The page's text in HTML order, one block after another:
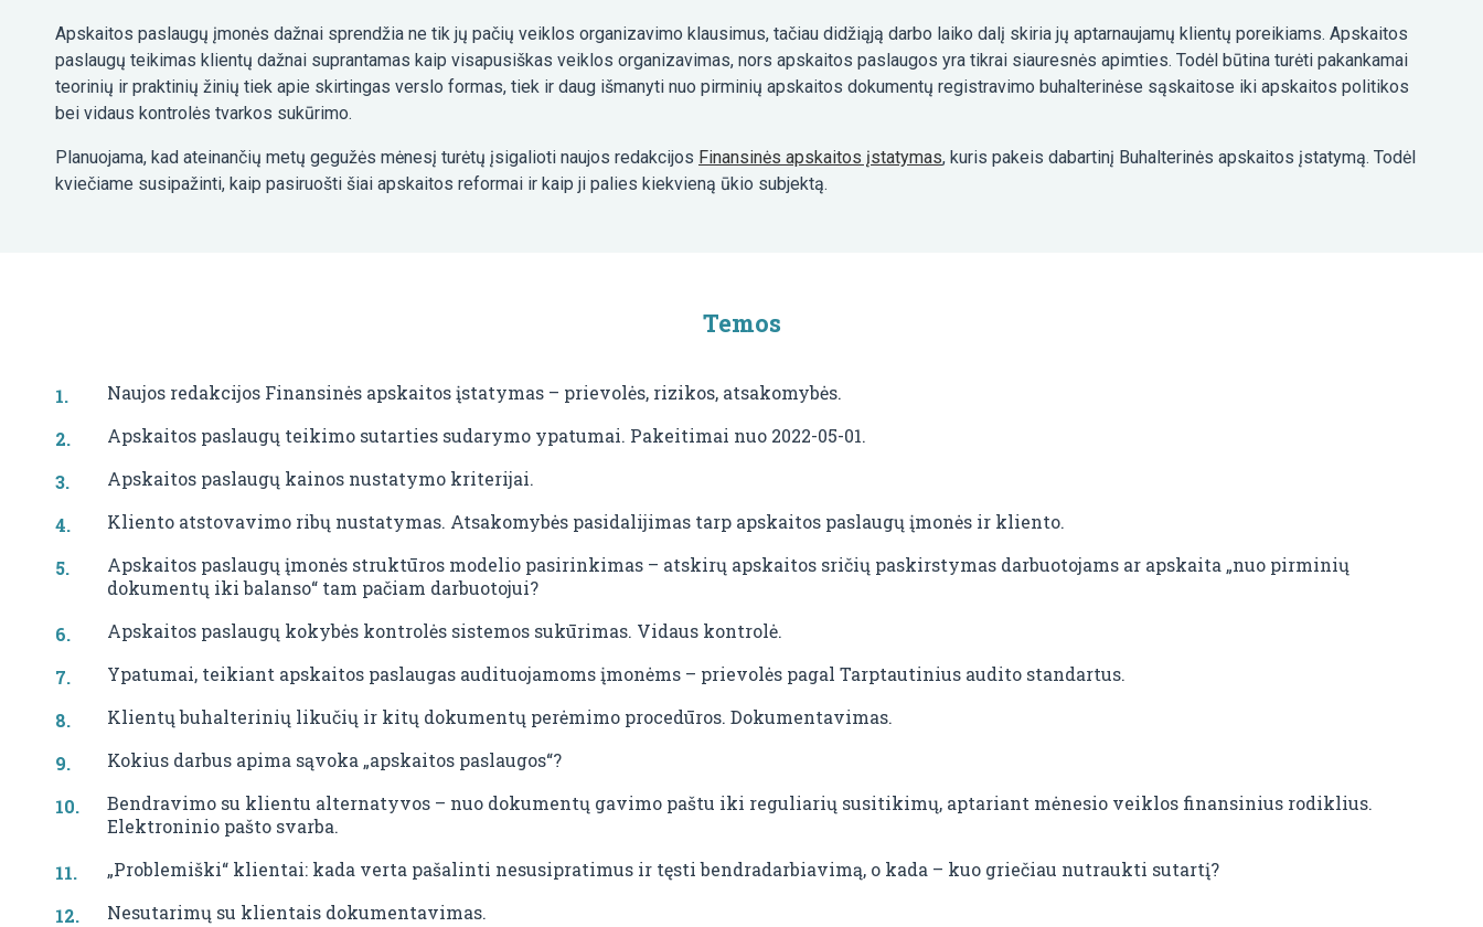
Apskaitos paslaugų įmonės dažnai sprendžia ne tik jų pačių veiklos organizavimo klausimus, tačiau didžiąją darbo laiko dalį skiria jų aptarnaujamų klientų poreikiams. Apskaitos
paslaugų teikimas klientų dažnai suprantamas kaip visapusiškas veiklos organizavimas, nors apskaitos paslaugos yra tikrai siauresnės apimties. Todėl būtina turėti pakankamai
teorinių ir praktinių žinių tiek apie skirtingas verslo formas, tiek ir daug išmanyti nuo pirminių apskaitos dokumentų registravimo buhalterinėse sąskaitose iki apskaitos politikos
bei vidaus kontrolės tvarkos sukūrimo.
Planuojama, kad ateinančių metų gegužės mėnesį turėtų įsigalioti naujos redakcijos Finansinės apskaitos įstatymas, kuris pakeis dabartinį Buhalterinės apskaitos įstatymą. Todėl
kviečiame susipažinti, kaip pasiruošti šiai apskaitos reformai ir kaip ji palies kiekvieną ūkio subjektą.
Temos
Naujos redakcijos Finansinės apskaitos įstatymas – prievolės, rizikos, atsakomybės.
Apskaitos paslaugų teikimo sutarties sudarymo ypatumai. Pakeitimai nuo 2022-05-01.
Apskaitos paslaugų kainos nustatymo kriterijai.
Kliento atstovavimo ribų nustatymas. Atsakomybės pasidalijimas tarp apskaitos paslaugų įmonės ir kliento.
Apskaitos paslaugų įmonės struktūros modelio pasirinkimas – atskirų apskaitos sričių paskirstymas darbuotojams ar apskaita „nuo pirminių
dokumentų iki balanso“ tam pačiam darbuotojui?
Apskaitos paslaugų kokybės kontrolės sistemos sukūrimas. Vidaus kontrolė.
Ypatumai, teikiant apskaitos paslaugas audituojamoms įmonėms – prievolės pagal Tarptautinius audito standartus.
Klientų buhalterinių likučių ir kitų dokumentų perėmimo procedūros. Dokumentavimas.
Kokius darbus apima sąvoka „apskaitos paslaugos“?
Bendravimo su klientu alternatyvos – nuo dokumentų gavimo paštu iki reguliarių susitikimų, aptariant mėnesio veiklos finansinius rodiklius.
Elektroninio pašto svarba.
„Problemiški“ klientai: kada verta pašalinti nesusipratimus ir tęsti bendradarbiavimą, o kada – kuo griečiau nutraukti sutartį?
Nesutarimų su klientais dokumentavimas.